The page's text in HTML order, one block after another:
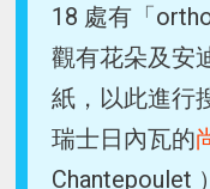
18 處有「
觀有花朵及安
紙，以此進行
瑞士日內瓦的
Chantepoulet